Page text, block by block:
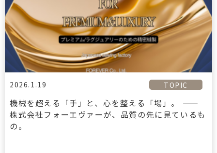
2026.1.19 TOPIC
機械を超える「手」と、心を整える「場」。 ——
株式会社フォーエヴァーが、品質の先に見ているも
の。